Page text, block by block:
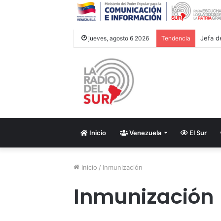
jueves, agosto 6 2026 Tendencia Jefa
Inicio Venezuela El Sur
Inicio / Inmunización
Inmunización